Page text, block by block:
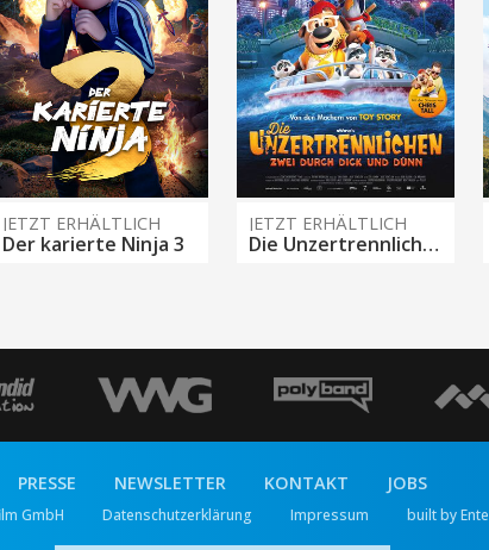
JETZT ERHÄLTLICH
Der karierte Ninja 3
JETZT ERHÄLTLICH
Die Unzertrennlichen – Zwei durch dick und dünn
PRESSE NEWSLETTER KONTAKT JOBS
GmbH Datenschutzerklärung Impressum built by